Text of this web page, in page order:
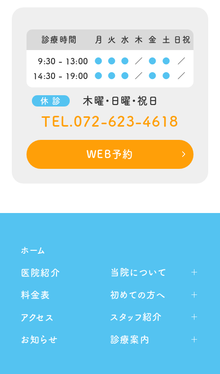
診療時間 月 火 水 木 金 土 日祝
9:30 - 13:00 ● ● ● ／ ● ●
／
14:30 - 19:00
● ● ● ／ ● ● ／
休 診 木曜・日曜・祝日
TEL.072-623-4618
WEB予約
ホーム
医院紹介
料金表
アクセス
お知らせ
当院について
初めての方へ
スタッフ紹介
診療案内